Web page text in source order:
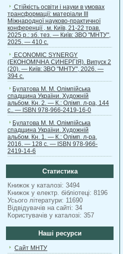
Стійкість освіти і науки в умовах
трансформації: матеріали ІІІ
Міжнародної науково-практичної
конференції , м. Київ, 21-22 трав.
2025 р.: зб. тез. — Київ: ЗВО "МНТУ",
2025. — 410 с.
ECONOMIC SYNERGY
(ЕКОНОМІЧНА СИНЕРГІЯ). Випуск 2
(20). — Київ: ЗВО "МНТУ", 2026. —
394 с.
Булатова М. М. Олімпійська
спадщина України. Художній
альбом. Кн. 2. — К.: Олімп. л-ра, 144
с.. — ISBN 978-966-2419-16-0
Булатова М. М. Олімпійська
спадщина України. Художній
альбом. Кн. 1. — К.: Олімп. л-ра,
2016. — 128 с. — ISBN 978-966-
2419-14-6
Статистика
Книжок у каталозі: 3494
Книжок у електр. бібліотеці: 8196
Усього літератури: 11690
Відвідувачів на сайті: 34
Користувачів у каталозі: 357
Наші ресурси
Сайт МНТУ